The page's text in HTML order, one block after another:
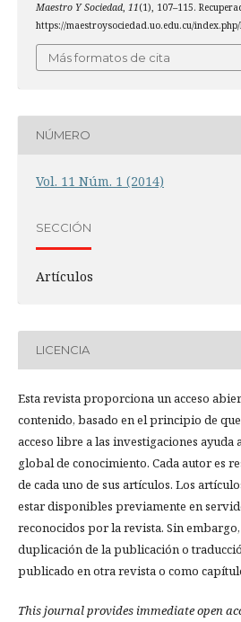
Maestro Y Sociedad, 11(1), 107–115.
https://maestroysociedad.uo.edu.cu/
Más formatos de cita
NÚMERO
Vol. 11 Núm. 1 (2014)
SECCIÓN
Artículos
LICENCIA
Esta revista proporciona un acceso
contenido, basado en el principio de
acceso libre a las investigaciones
global de conocimiento. Cada autor es
de cada uno de sus artículos. Los
estar disponibles previamente en
reconocidos por la revista. Sin
duplicación de la publicación o
publicado en otra revista o como
This journal provides immediate open